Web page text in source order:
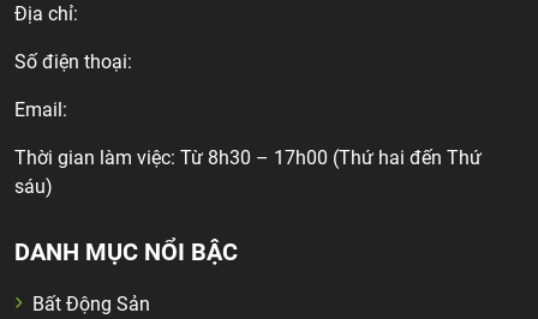
Địa chỉ:
Số điện thoại:
Email:
Thời gian làm việc: Từ 8h30 – 17h00 (Thứ hai đến Thứ
sáu)
DANH MỤC NỔI BẬC
Bất Động Sản